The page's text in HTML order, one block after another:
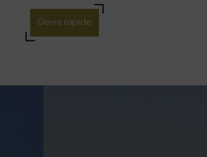
Devis rapide